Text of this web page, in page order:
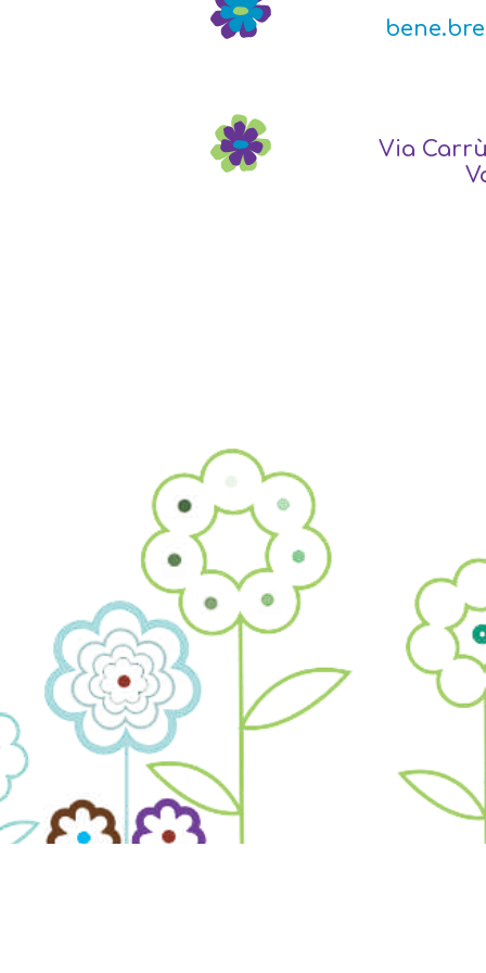
Via